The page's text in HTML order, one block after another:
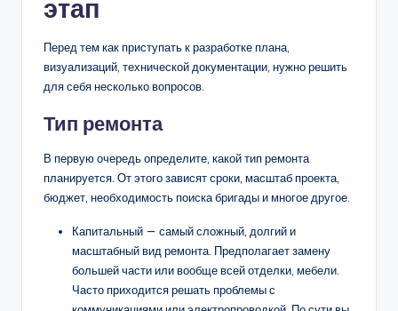
этап
Перед тем как приступать к разработке плана,
визуализаций, технической документации, нужно решить
для себя несколько вопросов.
Тип ремонта
В первую очередь определите, какой тип ремонта
планируется. От этого зависят сроки, масштаб проекта,
бюджет, необходимость поиска бригады и многое другое.
Капитальный — самый сложный, долгий и
масштабный вид ремонта. Предполагает замену
большей части или вообще всей отделки, мебели.
Часто приходится решать проблемы с